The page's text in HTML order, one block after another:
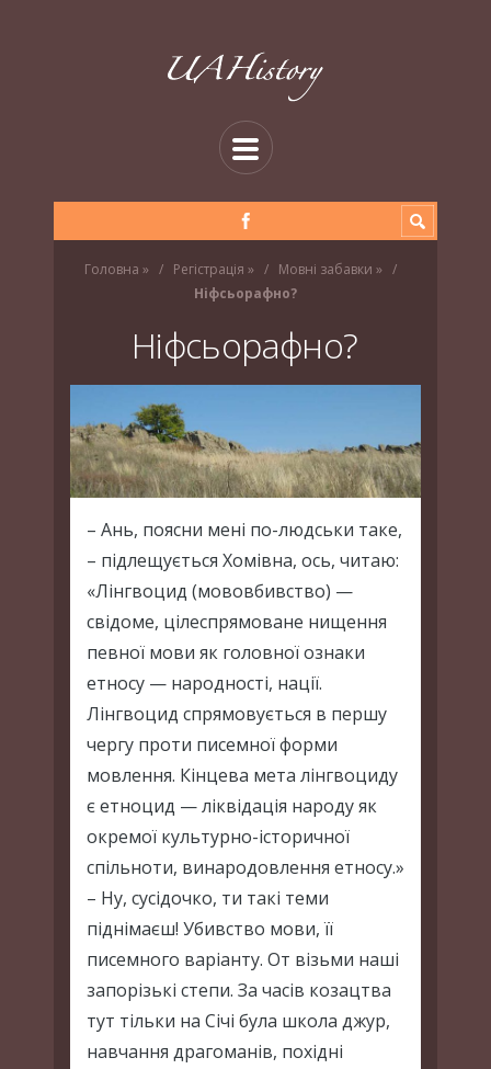
Головна » Регістрація » Мовні забавки »
Ніфсьорафно?
Ніфсьорафно?
– Ань, поясни мені по-людськи таке,
– підлещується Хомівна, ось, читаю:
«Лінгвоцид (мововбивство) —
свідоме, цілеспрямоване нищення
певної мови як головної ознаки
етносу — народності, нації.
Лінгвоцид спрямовується в першу
чергу проти писемної форми
мовлення. Кінцева мета лінгвоциду
є етноцид — ліквідація народу як
окремої культурно-історичної
спільноти, винародовлення етносу.»
– Ну, сусідочко, ти такі теми
піднімаєш! Убивство мови, її
писемного варіанту. От візьми наші
запорізькі степи. За часів козацтва
тут тільки на Січі була школа джур,
навчання драгоманів, похідні